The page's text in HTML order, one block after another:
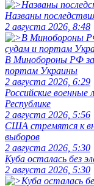
Названы
2 августа 2026, 8:48
В Минобороны РФ
портам Украины
2 августа 2026, 6:29
Российские военные
Республике
2 августа 2026, 5:56
США стремятся к
выборов
2 августа 2026, 5:30
Куба осталась без
2 августа 2026, 5:30